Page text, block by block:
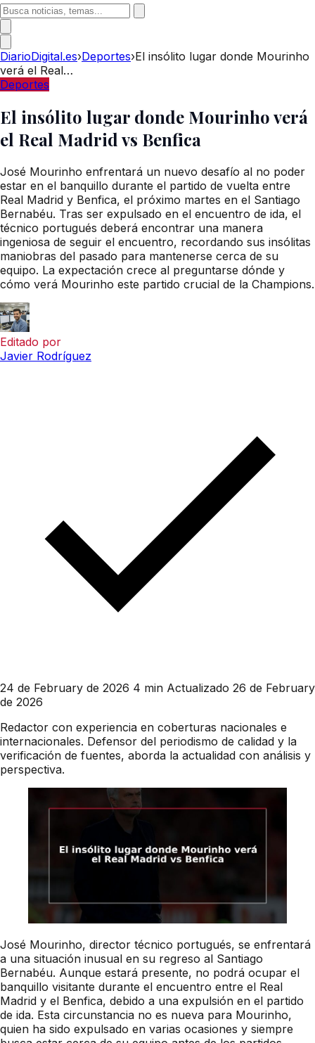
DiarioDigital.es›Deportes›El insólito lugar donde Mourinho
verá el Real…
Deportes
El insólito lugar donde Mourinho verá
el Real Madrid vs Benfica
José Mourinho enfrentará un nuevo desafío al no poder
estar en el banquillo durante el partido de vuelta entre
Real Madrid y Benfica, el próximo martes en el Santiago
Bernabéu. Tras ser expulsado en el encuentro de ida, el
técnico portugués deberá encontrar una manera
ingeniosa de seguir el encuentro, recordando sus insólitas
maniobras del pasado para mantenerse cerca de su
equipo. La expectación crece al preguntarse dónde y
cómo verá Mourinho este partido crucial de la Champions.
Editado por
Javier Rodríguez
24 de February de 2026 4 min Actualizado 26 de February
de 2026
Redactor con experiencia en coberturas nacionales e
internacionales. Defensor del periodismo de calidad y la
verificación de fuentes, aborda la actualidad con análisis y
perspectiva.
José Mourinho, director técnico portugués, se enfrentará
a una situación inusual en su regreso al Santiago
Bernabéu. Aunque estará presente, no podrá ocupar el
banquillo visitante durante el encuentro entre el Real
Madrid y el Benfica, debido a una expulsión en el partido
de ida. Esta circunstancia no es nueva para Mourinho,
quien ha sido expulsado en varias ocasiones y siempre